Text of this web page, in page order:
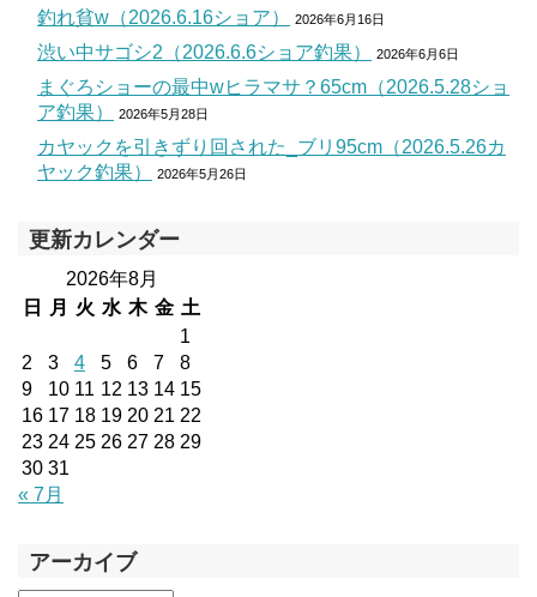
釣れ貧w（2026.6.16ショア） 2026年6月16日
渋い中サゴシ2（2026.6.6ショア釣果） 2026年6月6日
まぐろショーの最中wヒラマサ？65cm（2026.5.28ショ
ア釣果）
2026年5月28日
カヤックを引きずり回された_ブリ95cm（2026.5.26カ
ヤック釣果）
2026年5月26日
更新カレンダー
2026年8月
日
月 火 水 木 金 土
1
2
3 4 5 6 7
8
9
10 11 12 13 14 15
16 17 18 19 20 21 22
23 24 25 26 27 28 29
30 31
« 7月
アーカイブ